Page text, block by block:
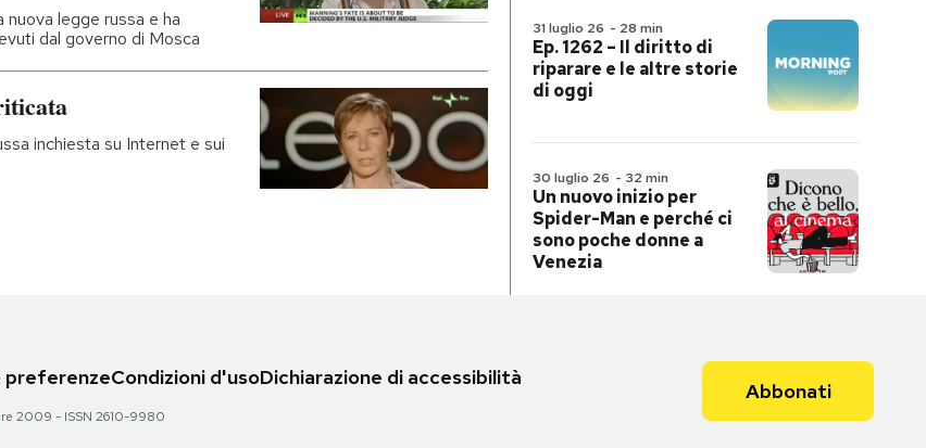
nuova legge russa e ha
dal governo di Mosca
inchiesta su Internet e sui
31 luglio 26 - 28 min
Ep. 1262 – Il diritto di
riparare e le altre storie
di oggi
30 luglio 26 - 32 min
Un nuovo inizio per
Spider-Man e perché ci
sono poche donne a
Venezia
preferenzeCondizioni d'usoDichiarazione di accessibilità
2009 - ISSN 2610-9980
Abbonati